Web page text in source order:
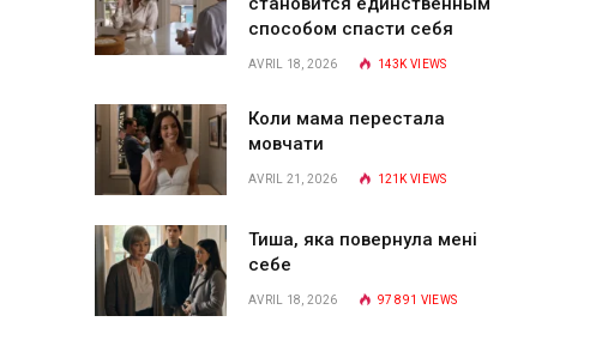
способом спасти себя
AVRIL 18, 2026 143KVIEWS
Коли мама перестала
мовчати
AVRIL 21, 2026 121KVIEWS
Тиша, яка повернула мені
себе
AVRIL 18, 2026 97 891 VIEWS